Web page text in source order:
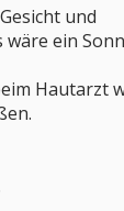
und
ein
Hautarzt